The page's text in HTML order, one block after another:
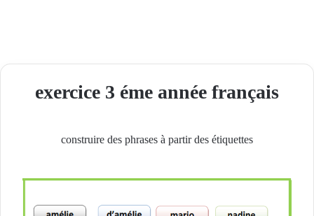
exercice 3 éme année français
construire des phrases à partir des étiquettes